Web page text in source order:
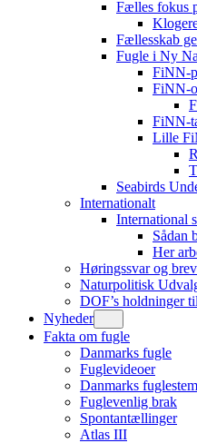
Fælles fokus
Fællesskab
Fugle i Ny
FiNN-
FiNN-
FiNN-
Lille
Seabirds
Internationalt
International
Sådan
Her
Høringssvar og
Naturpolitisk
DOF’s holdninger
Nyheder
Fakta om fugle
Danmarks fugle
Fuglevideoer
Danmarks
Fuglevenlig brak
Spontantællinger
Atlas III